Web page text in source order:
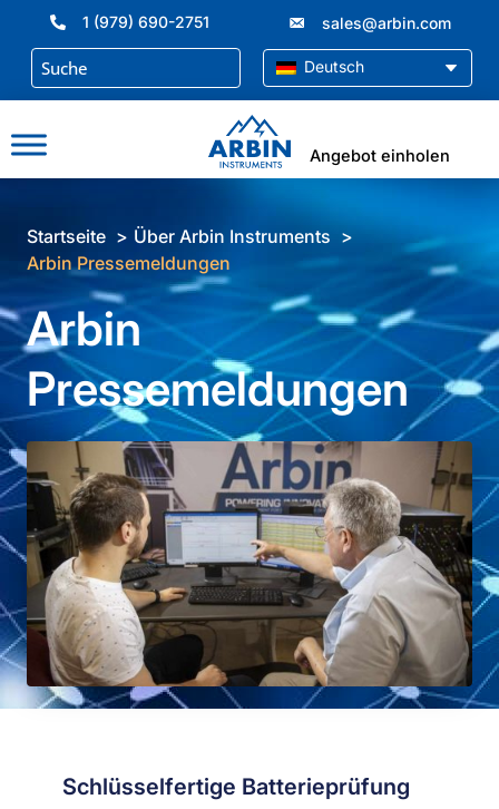
springen
1 (979) 690-2751 sales@arbin.com
Deutsch
Angebot einholen
Startseite
Über Arbin Instruments
Arbin Pressemeldungen
Arbin
Pressemeldungen
Schlüsselfertige Batterieprüfung